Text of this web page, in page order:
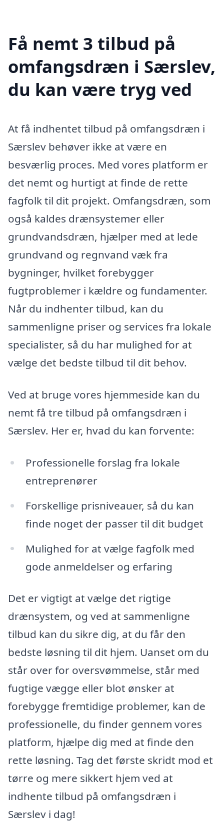
Få nemt 3 tilbud på
omfangsdræn i Særslev,
du kan være tryg ved
At få indhentet tilbud på omfangsdræn i
Særslev behøver ikke at være en
besværlig proces. Med vores platform er
det nemt og hurtigt at finde de rette
fagfolk til dit projekt. Omfangsdræn, som
også kaldes drænsystemer eller
grundvandsdræn, hjælper med at lede
grundvand og regnvand væk fra
bygninger, hvilket forebygger
fugtproblemer i kældre og fundamenter.
Når du indhenter tilbud, kan du
sammenligne priser og services fra lokale
specialister, så du har mulighed for at
vælge det bedste tilbud til dit behov.
Ved at bruge vores hjemmeside kan du
nemt få tre tilbud på omfangsdræn i
Særslev. Her er, hvad du kan forvente:
Professionelle forslag fra lokale
entreprenører
Forskellige prisniveauer, så du kan
finde noget der passer til dit budget
Mulighed for at vælge fagfolk med
gode anmeldelser og erfaring
Det er vigtigt at vælge det rigtige
drænsystem, og ved at sammenligne
tilbud kan du sikre dig, at du får den
bedste løsning til dit hjem. Uanset om du
står over for oversvømmelse, står med
fugtige vægge eller blot ønsker at
forebygge fremtidige problemer, kan de
professionelle, du finder gennem vores
platform, hjælpe dig med at finde den
rette løsning. Tag det første skridt mod et
tørre og mere sikkert hjem ved at
indhente tilbud på omfangsdræn i
Særslev i dag!